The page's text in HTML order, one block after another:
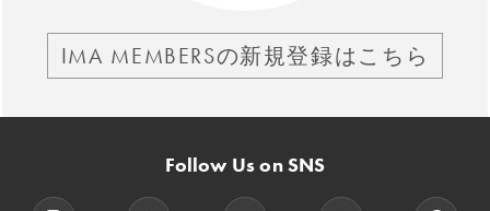
IMA MEMBERSの新規登録はこちら
Follow Us on SNS